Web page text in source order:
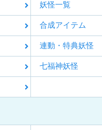
妖怪一覧
合成アイテム
連動・特典妖怪
七福神妖怪